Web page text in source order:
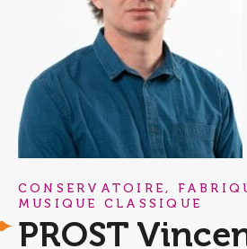
CONSERVATOIRE,
MUSIQUE CLASSIQUE
PROST